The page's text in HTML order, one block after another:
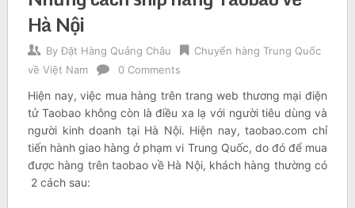
Hà Nội
By Đặt Hàng Quảng Châu
Chuyển hàng Trung Quốc
về Việt Nam
0 Comments
Hiện nay, việc mua hàng trên trang web thương mại điện
tử Taobao không còn là điều xa lạ với người tiêu dùng và
người kinh doanh tại Hà Nội. Hiện nay, taobao.com chỉ
tiến hành giao hàng ở phạm vi Trung Quốc, do đó để mua
được hàng trên taobao về Hà Nội, khách hàng thường có
2 cách sau: